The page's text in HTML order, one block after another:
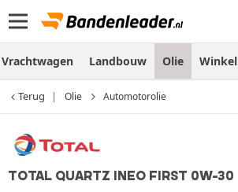
Vrachtwagen Landbouw Olie Winkel
Terug Olie Automotorolie
TOTAL QUARTZ INEO FIRST 0W-30